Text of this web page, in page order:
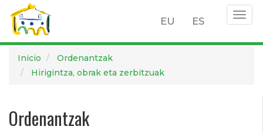
contenido
EU ES
Inicio
Ordenantzak
Hirigintza, obrak eta zerbitzuak
Ordenantzak